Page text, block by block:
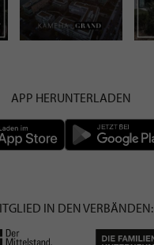
APP HERUNTERLADEN
IN DEN VERBÄNDEN: